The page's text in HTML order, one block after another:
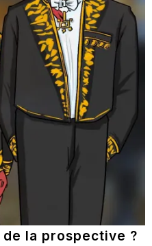
de la prospective ?